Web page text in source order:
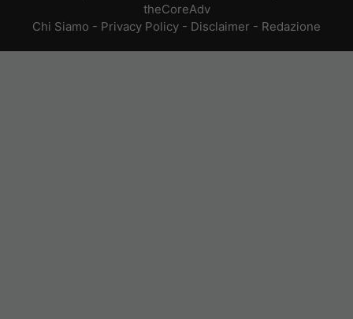
theCoreAdv
Chi Siamo - Privacy Policy - Disclaimer - Redazione